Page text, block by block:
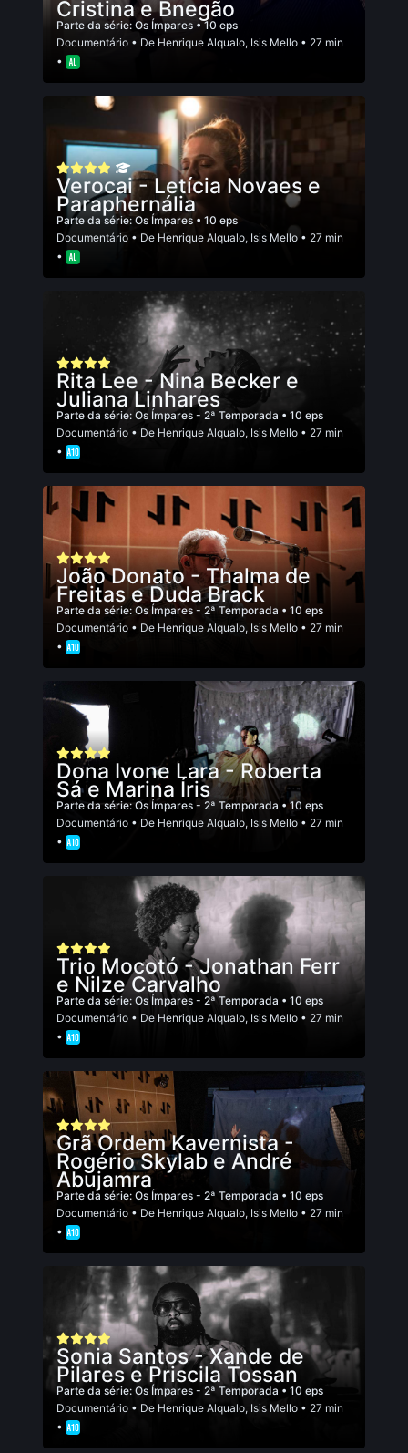
Cristina e Bnegão
Parte da série: Os Ímpares • 10 eps
Documentário • De Henrique Alqualo, Isis Mello • 27 min
•
Verocai - Letícia Novaes e
Paraphernália
Parte da série:Os Ímpares• 10 eps
Documentário • De Henrique Alqualo, Isis Mello • 27 min
•
Rita Lee - Nina Becker e
Juliana Linhares
Parte da série: Os Ímpares - 2ª Temporada • 10 eps
Documentário • De Henrique Alqualo, Isis Mello • 27 min
•
João Donato - Thalma de
Freitas e Duda Brack
Parte da série: Os Ímpares - 2ª Temporada • 10 eps
Documentário • De Henrique Alqualo, Isis Mello • 27 min
•
Dona Ivone Lara - Roberta
Sá e Marina Íris
Parte da série: Os Ímpares - 2ª Temporada • 10 eps
Documentário • De Henrique Alqualo, Isis Mello • 27 min
•
Trio Mocotó - Jonathan Ferr
e Nilze Carvalho
Parte da série: Os Ímpares - 2ª Temporada • 10 eps
Documentário • De Henrique Alqualo, Isis Mello • 27 min
•
Grã Ordem Kavernista -
Rogério Skylab e André
Abujamra
Parte da série: Os Ímpares - 2ª Temporada • 10 eps
Documentário • De Henrique Alqualo, Isis Mello • 27 min
•
Sonia Santos - Xande de
Pilares e Priscila Tossan
Parte da série: Os Ímpares - 2ª Temporada • 10 eps
Documentário • De Henrique Alqualo, Isis Mello • 27 min
•